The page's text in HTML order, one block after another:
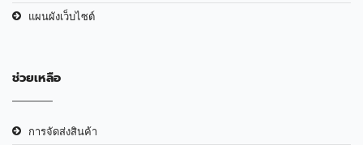
แผนผังเว็บไซต์
ช่วยเหลือ
การจัดส่งสินค้า